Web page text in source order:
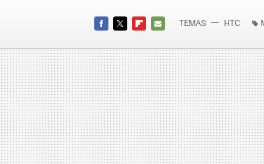
MAIL
TEMAS HTC